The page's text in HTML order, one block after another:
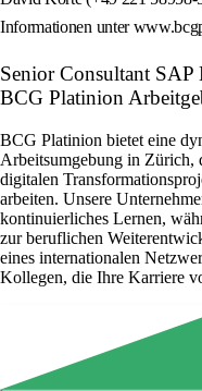
Informationen unter
Senior Consultant
BCG Platinion
BCG Platinion bietet eine
Arbeitsumgebung in Zürich,
digitalen
arbeiten. Unsere
kontinuierliches Lernen,
zur beruflichen
eines internationalen
Kollegen, die Ihre Karriere